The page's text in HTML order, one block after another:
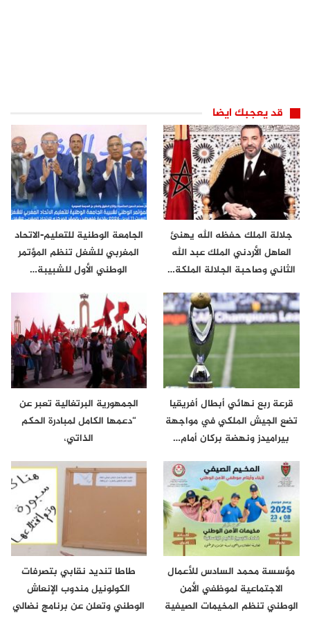
قد يعجبك ايضا
جلالة الملك حفظه الله يهنئ
العاهل الأردني الملك عبد الله
الثاني وصاحبة الجلالة الملكة…
الجامعة الوطنية للتعليم-الاتحاد
المغربي للشغل تنظم المؤتمر
الوطني الأول للشبيبة…
قرعة ربع نهائي أبطال أفريقيا
تضع الجيش الملكي في مواجهة
بيراميدز ونهضة بركان أمام…
الجمهورية البرتغالية تعبر عن
“دعمها الكامل لمبادرة الحكم
الذاتي،
مؤسسة محمد السادس للأعمال
الاجتماعية لموظفي الأمن
الوطني تنظم المخيمات الصيفية
طاطا تنديد نقابي بتصرفات
الكولونيل مندوب الإنعاش
الوطني وتعلن عن برنامج نضالي